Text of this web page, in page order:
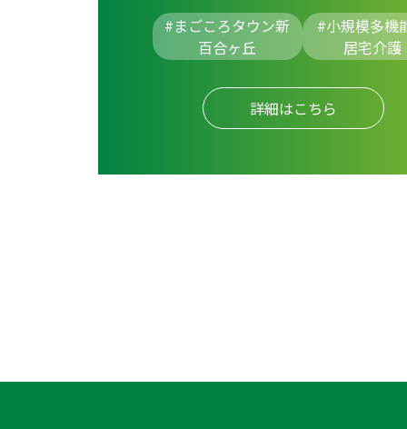
#まごころタウン新
百合ヶ丘
#小規模多機
居宅介護
詳細はこちら